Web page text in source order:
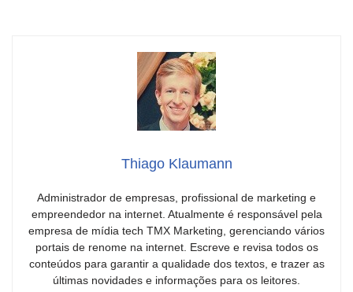
Thiago Klaumann
Administrador de empresas, profissional de marketing e
empreendedor na internet. Atualmente é responsável pela
empresa de mídia tech TMX Marketing, gerenciando vários
portais de renome na internet. Escreve e revisa todos os
conteúdos para garantir a qualidade dos textos, e trazer as
últimas novidades e informações para os leitores.